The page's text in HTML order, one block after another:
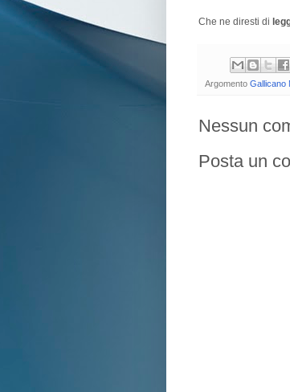
Che ne diresti di
Argomento Gallicano
Nessun
Posta un